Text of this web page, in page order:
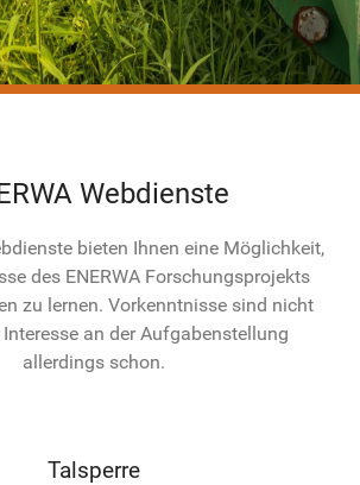
Webdienste
bieten Ihnen eine Möglichkeit,
des ENERWA Forschungsprojekts
zu lernen. Vorkenntnisse sind nicht
an der Aufgabenstellung
allerdings schon.
Talsperre